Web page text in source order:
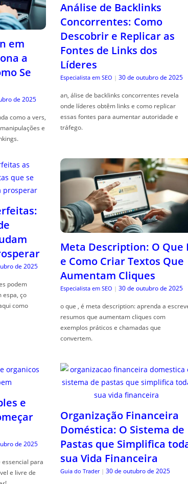
em
a
Se
de 2025
como a vers,
e
Análise de Backlinks
Concorrentes: Como
Descobrir e Replicar as
Fontes de Links dos
Líderes
Especialista em SEO | 30 de outubro de 2025
an, álise de backlinks concorrentes revela
onde líderes obtêm links e como replicar
essas fontes para aumentar autoridade e
tráfego.
de 2025
podem
espa, ço
como
Meta Description: O Que
e Como Criar Textos Que
Aumentam Cliques
Especialista em SEO | 30 de outubro de 2025
o que , é meta description: aprenda a
resumos que aumentam cliques com
exemplos práticos e chamadas que
convertem.
e
de 2025
para
e livre de
Organização Financeira
Doméstica: O Sistema de
Pastas que Simplifica
sua Vida Financeira
Guia do Trader | 30 de outubro de 2025